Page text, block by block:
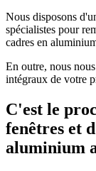
Nous disposons
spécialistes pour
cadres en
En outre, nous
intégraux de votre
C'est le
fenêtres et
aluminium